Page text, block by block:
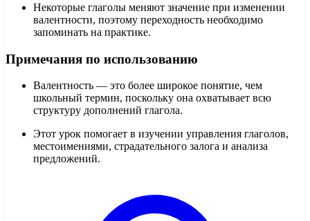
Некоторые глаголы меняют значение при изменении
валентности, поэтому переходность необходимо
запоминать на практике.
Примечания по использованию
Валентность — это более широкое понятие, чем
школьный термин, поскольку она охватывает всю
структуру дополнений глагола.
Этот урок помогает в изучении управления глаголов,
местоимениями, страдательного залога и анализа
предложений.